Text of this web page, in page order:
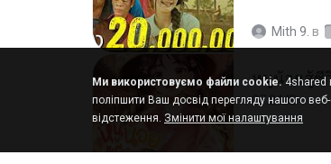
Mith 9. в
27.2 MB
Ми використовуємо файли cookie. 4shared
поліпшити Ваш досвід перегляду нашого
відстеження. Змінити мої налаштування